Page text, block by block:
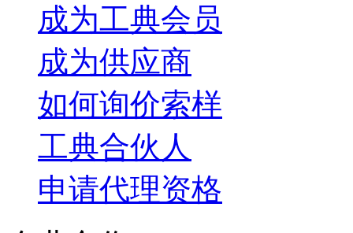
成为工典会员
成为供应商
如何询价索样
工典合伙人
申请代理资格